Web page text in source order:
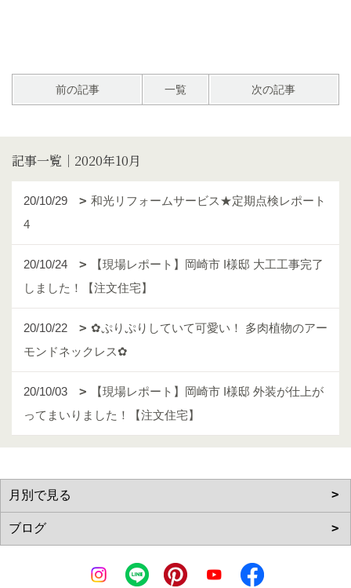
前の記事 一覧 次の記事
記事一覧｜2020年10月
20/10/29
和光リフォームサービス★定期点検レポート
4
20/10/24
【現場レポート】岡崎市 I様邸 大工工事完了
しました！【注文住宅】
20/10/22
✿ぷりぷりしていて可愛い！ 多肉植物のアー
モンドネックレス✿
20/10/03
【現場レポート】岡崎市 I様邸 外装が仕上が
ってまいりました！【注文住宅】